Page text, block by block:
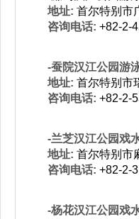
地址: 首尔特别市
咨询电话: +82-2-
-蚕院汉江公园游
地址: 首尔特别市
咨询电话: +82-2-
-兰芝汉江公园戏
地址: 首尔特别市
咨询电话: +82-2-
-杨花汉江公园戏